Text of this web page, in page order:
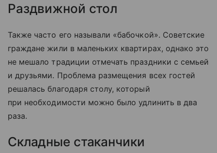
Раздвижной стол
Также часто его называли «бабочкой». Советские
граждане жили в маленьких квартирах, однако это
не мешало традиции отмечать праздники с семьей
и друзьями. Проблема размещения всех гостей
решалась благодаря столу, который
при необходимости можно было удлинить в два
раза.
Складные стаканчики